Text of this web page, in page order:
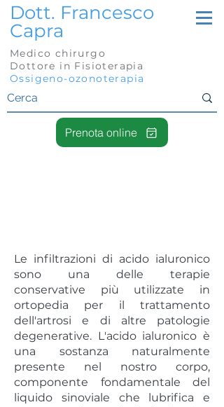
Dott. Francesco
Capra
Medico chirurgo
Dottore in Fisioterapia
Ossigeno-ozonoterapia
Prenota online
Le infiltrazioni di acido ialuronico
sono una delle terapie
conservative più utilizzate in
ortopedia per il trattamento
dell'artrosi e di altre patologie
degenerative. L'acido ialuronico è
una sostanza naturalmente
presente nel nostro corpo,
componente fondamentale del
liquido sinoviale che lubrifica e